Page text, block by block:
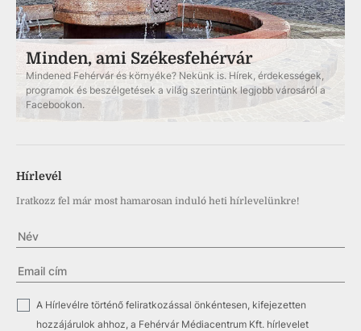
Minden, ami Székesfehérvár
Mindened Fehérvár és környéke? Nekünk is. Hírek, érdekességek,
programok és beszélgetések a világ szerintünk legjobb városáról a
Facebookon.
Hírlevél
Iratkozz fel már most hamarosan induló heti hírlevelünkre!
A Hírlevélre történő feliratkozással önkéntesen, kifejezetten
hozzájárulok ahhoz, a Fehérvár Médiacentrum Kft. hírlevelet